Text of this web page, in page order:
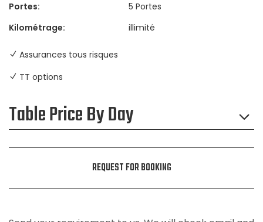
Portes:
5 Portes
Kilométrage:
illimité
Assurances tous risques
TT options
Table Price By Day
REQUEST FOR BOOKING